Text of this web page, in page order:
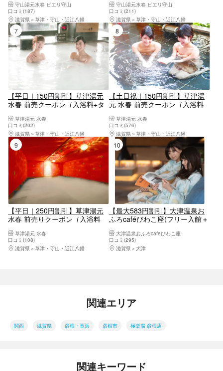
守山湯元水春 ピエリ守山
口コミ(187)
滋賀県
草津・守山・近江八幡
ル）守山湯元水春 ピエリ守山
口コミ(211)
滋賀県
草津・守山・近江八幡
7位
【平日｜150円割引】草津湯元
水春 前売クーポン（入浴料+タ
大人のみ
草津湯元 水春
口コミ(202)
滋賀県
草津・守山・近江八幡
8位
【土日祝｜150円割引】草津湯
元 水春 前売クーポン（入浴料
は大人のみ
草津湯元 水春
口コミ(576)
滋賀県
草津・守山・近江八幡
9位
【平日｜250円割引】草津湯元
水春 前売りクーポン（入浴料
草津湯元 水春
口コミ(108)
滋賀県
草津・守山・近江八幡
10位
【最大583円割引】大津温泉お
ふろcaféびわこ座(フリー入館＋
大津温泉おふろcafeびわこ座
口コミ(295)
滋賀県
大津
関連エリア
関西 滋賀県 彦根・長浜 彦根市 極楽湯 彦根店
関連キーワード